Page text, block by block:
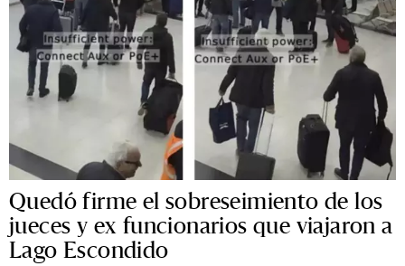
Quedó firme el sobreseimiento de los
jueces y ex funcionarios que viajaron a
Lago Escondido